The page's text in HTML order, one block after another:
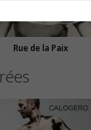
Rue de la Paix